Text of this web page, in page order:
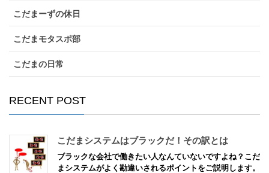
こだまーずの休日
こだまモタスポ部
こだまの日常
RECENT POST
こだまシステムはブラックだ！その訳とは
ブラックな会社で働きたい人なんていないですよね？こだ
まシステムがよく勘違いされるポイントをご説明します。